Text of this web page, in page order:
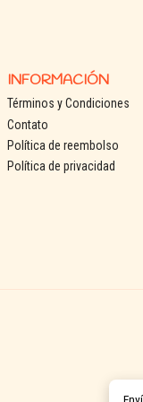
INFORMACIÓN
Términos y Condiciones
Contato
Política de reembolso
Política de privacidad